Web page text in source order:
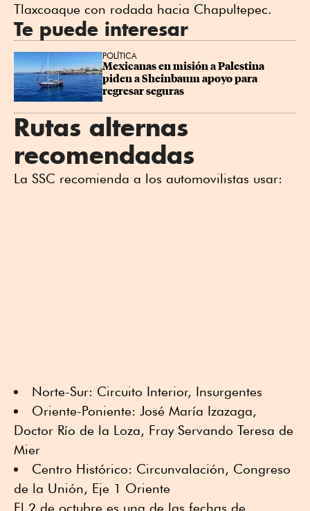
Tlaxcoaque con rodada hacia Chapultepec.
Te puede interesar
POLÍTICA
Mexicanas en misión a Palestina
piden a Sheinbaum apoyo para
regresar seguras
Rutas alternas
recomendadas
La SSC recomienda a los automovilistas usar:
Norte-Sur: Circuito Interior, Insurgentes
Oriente-Poniente: José María Izazaga,
Doctor Río de la Loza, Fray Servando Teresa de
Mier
Centro Histórico: Circunvalación, Congreso
de la Unión, Eje 1 Oriente
El 2 de octubre es una de las fechas de